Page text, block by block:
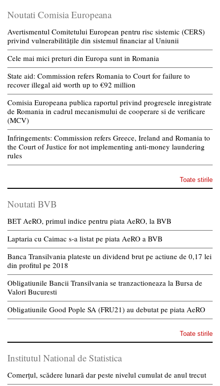
Noutati Comisia Europeana
Avertismentul Comitetului European pentru risc sistemic (CERS)
privind vulnerabilitățile din sistemul financiar al Uniunii
Cele mai mici preturi din Europa sunt in Romania
State aid: Commission refers Romania to Court for failure to
recover illegal aid worth up to €92 million
Comisia Europeana publica raportul privind progresele inregistrate
de Romania in cadrul mecanismului de cooperare si de verificare
(MCV)
Infringements: Commission refers Greece, Ireland and Romania to
the Court of Justice for not implementing anti-money laundering
rules
Toate stirile
Noutati BVB
BET AeRO, primul indice pentru piata AeRO, la BVB
Laptaria cu Caimac s-a listat pe piata AeRO a BVB
Banca Transilvania plateste un dividend brut pe actiune de 0,17 lei
din profitul pe 2018
Obligatiunile Bancii Transilvania se tranzactioneaza la Bursa de
Valori Bucuresti
Obligatiunile Good Pople SA (FRU21) au debutat pe piata AeRO
Toate stirile
Institutul National de Statistica
Comerțul, scădere lunară dar peste nivelul cumulat de anul trecut